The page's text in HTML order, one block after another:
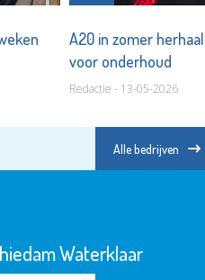
A20 in zomer
voor onderhoud
Redactie - 13-05-2026
Alle bedrijven
Waterklaar